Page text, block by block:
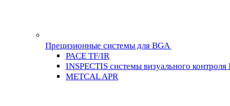
Прецизионные системы для BGA
PACE TF/IR
INSPECTIS системы визуального контроля
METCAL APR